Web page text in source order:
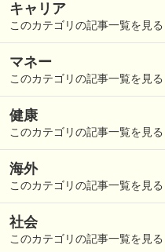
キャリア
このカテゴリの記事一覧を見る
マネー
このカテゴリの記事一覧を見る
健康
このカテゴリの記事一覧を見る
海外
このカテゴリの記事一覧を見る
社会
このカテゴリの記事一覧を見る